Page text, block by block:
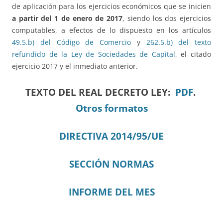
de aplicación para los ejercicios económicos que se inicien
a partir del 1 de enero de 2017, siendo los dos ejercicios
computables, a efectos de lo dispuesto en los artículos
49.5.b) del Código de Comercio y 262.5.b) del texto
refundido de la Ley de Sociedades de Capital, el citado
ejercicio 2017 y el inmediato anterior.
TEXTO DEL REAL DECRETO LEY: PDF.
Otros formatos
DIRECTIVA 2014/95/UE
SECCIÓN NORMAS
INFORME DEL MES